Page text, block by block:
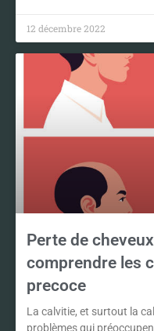
12 décembre 2022
Perte de
comprendre les
precoce
La calvitie, et surtout la
problèmes qui